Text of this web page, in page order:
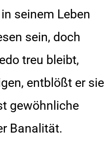
seinem Leben
sein, doch
treu bleibt,
entblößt er sie
gewöhnliche
Banalität.